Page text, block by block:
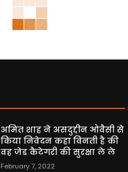
अमित शाह ने असदुद्दीन ओवैसी से
किया निवेदन कहा विनती है की
वह जेड कैटेगरी की सुरक्षा ले ले
February 7, 2022